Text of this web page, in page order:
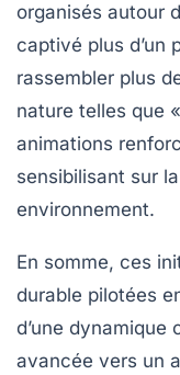
organisés autour
captivé plus d’un
rassembler plus
nature telles que
animations
sensibilisant sur
environnement.
En somme, ces
durable pilotées
d’une dynamique
avancée vers un